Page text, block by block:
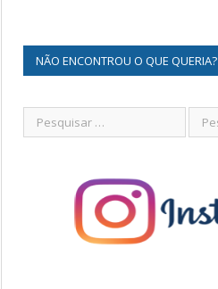
NÃO ENCONTROU O QUE QUERIA?